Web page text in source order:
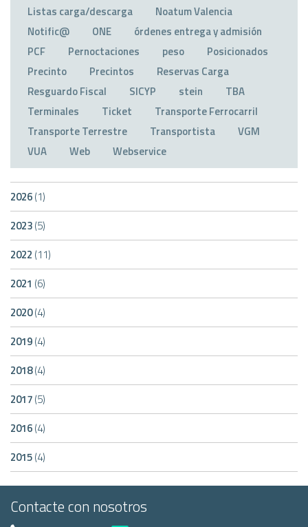
Listas carga/descarga
Noatum Valencia
Notific@
ONE
órdenes entrega y admisión
PCF
Pernoctaciones peso
Posicionados
Precinto
Precintos
Reservas Carga
Resguardo Fiscal
SICYP stein
TBA
Terminales
Ticket
Transporte Ferrocarril
Transporte Terrestre
Transportista
VGM
VUA
Web Webservice
2026(1)
2023(5)
2022 (11)
2021 (6)
2020(4)
2019(4)
2018(4)
2017(5)
2016(4)
2015(4)
Contacte con nosotros